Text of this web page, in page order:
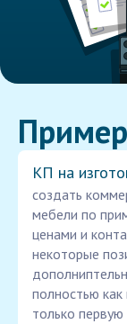
КП на
создать
мебели по
ценами и
некоторые
полностью
только первую